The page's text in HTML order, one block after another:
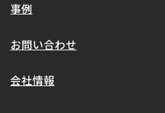
事例
お問い合わせ
会社情報